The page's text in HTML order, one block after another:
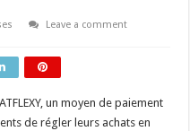
Leave a comment
un moyen de paiement
de régler leurs achats en